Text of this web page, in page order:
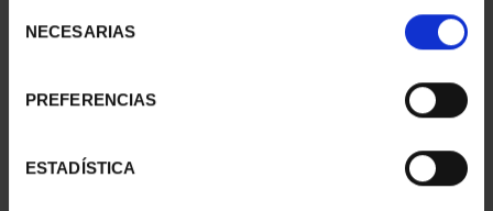
NECESARIAS
PREFERENCIAS
ESTADÍSTICA
Sólo para usuarios
registrados
Sólo para usuarios
registrados